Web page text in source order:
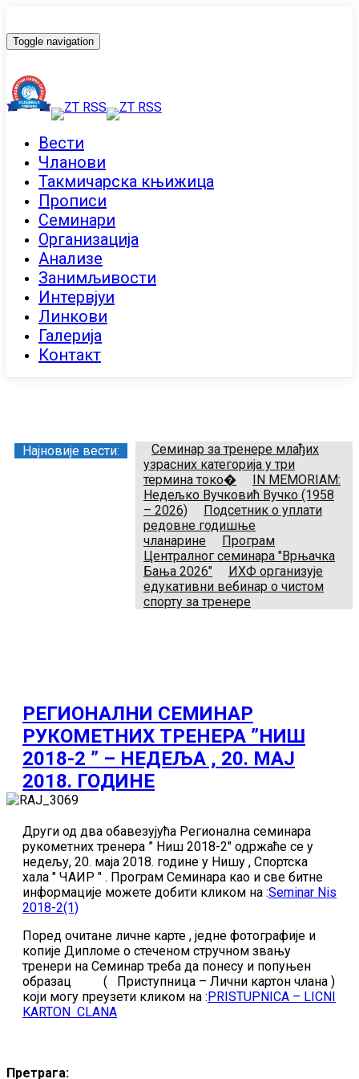
Toggle navigation
Вести
Чланови
Такмичарска књижица
Прописи
Семинари
Организација
Анализе
Занимљивости
Интервјуи
Линкови
Галерија
Контакт
Најновије вести:
Семинар за тренере млађих
узрасних категорија у три
термина токо�
IN MEMORIAM:
Недељко Вучковић Вучко (1958
– 2026)
Подсетник о уплати
редовне годишње
чланарине
Програм
Централног семинара "Врњачка
Бања 2026"
ИХФ организује
едукативни вебинар о чистом
спорту за тренере
РЕГИОНАЛНИ СЕМИНАР
РУКОМЕТНИХ ТРЕНЕРА ”НИШ
2018-2 ” – НЕДЕЉА , 20. МАЈ
2018. ГОДИНЕ
Други од два обавезујућа Регионална семинара
рукометних тренера ” Ниш 2018-2″ одржаће се у
недељу, 20. маја 2018. године у Нишу , Спортска
хала " ЧАИР " . Програм Семинара као и све битне
информације можете добити кликом на :Seminar Nis
2018-2(1)
Поред очитане личне карте , једне фотографије и
копије Дипломе о стеченом стручном звању
тренери на Семинар треба да понесу и попуњен
образац ( Приступница – Лични картон члана )
који могу преузети кликом на :PRISTUPNICA – LICNI
KARTON CLANA
Претрага: